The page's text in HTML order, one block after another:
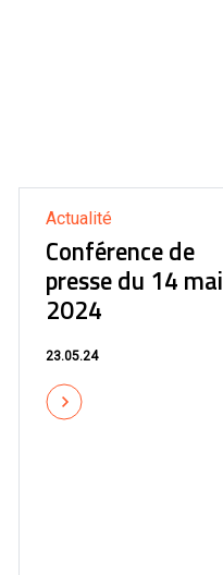
Actualité
Conférence de
presse du 14 mai
2024
23.05.24